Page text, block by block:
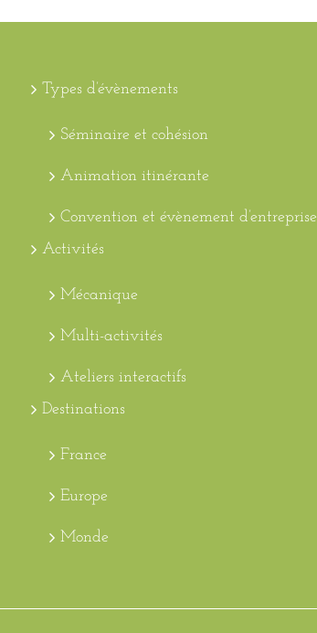
Types d’évènements
Séminaire et cohésion
Animation itinérante
Convention et évènement d’entreprise
Activités
Mécanique
Multi-activités
Ateliers interactifs
Destinations
France
Europe
Monde